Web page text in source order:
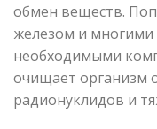
обмен веществ.
железом и
необходимыми
очищает организм
радионуклидов и